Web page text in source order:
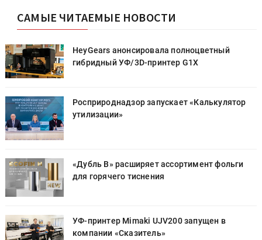
САМЫЕ ЧИТАЕМЫЕ НОВОСТИ
HeyGears анонсировала полноцветный
гибридный УФ/3D-принтер G1X
Росприроднадзор запускает «Калькулятор
утилизации»
«Дубль В» расширяет ассортимент фольги
для горячего тиснения
УФ-принтер Mimaki UJV200 запущен в
компании «Сказитель»